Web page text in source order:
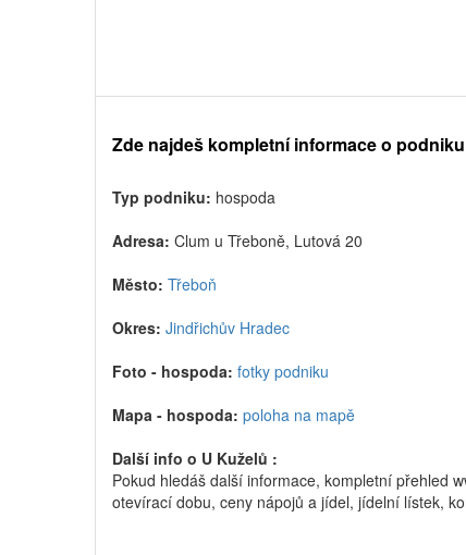
Zde najdeš kompletní informace o
Typ podniku: hospoda
Adresa: Clum u Třeboně, Lutová 20
Město: Třeboň
Okres: Jindřichův Hradec
Foto - hospoda: fotky podniku
Mapa - hospoda: poloha na mapě
Další info o U Kuželů :
Pokud hledáš další informace, kompletní přehled
otevírací dobu, ceny nápojů a jídel, jídelní lístek,